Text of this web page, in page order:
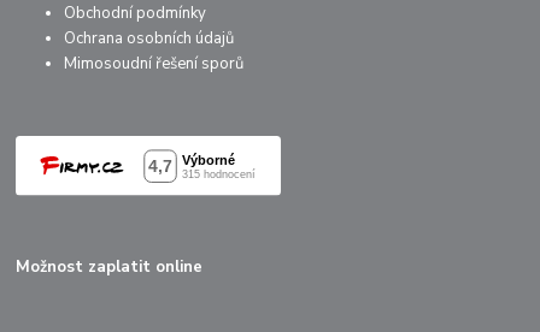
Obchodní podmínky
Ochrana osobních údajů
Mimosoudní řešení sporů
Možnost zaplatit online